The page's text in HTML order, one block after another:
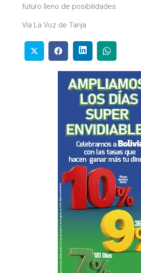
futuro lleno de posibilidades.
Vía La Voz de Tarija